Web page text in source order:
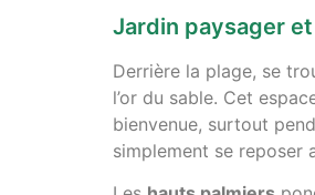
Jardin paysager
Derrière la plage, se
l’or du sable. Cet
bienvenue, surtout
simplement se reposer